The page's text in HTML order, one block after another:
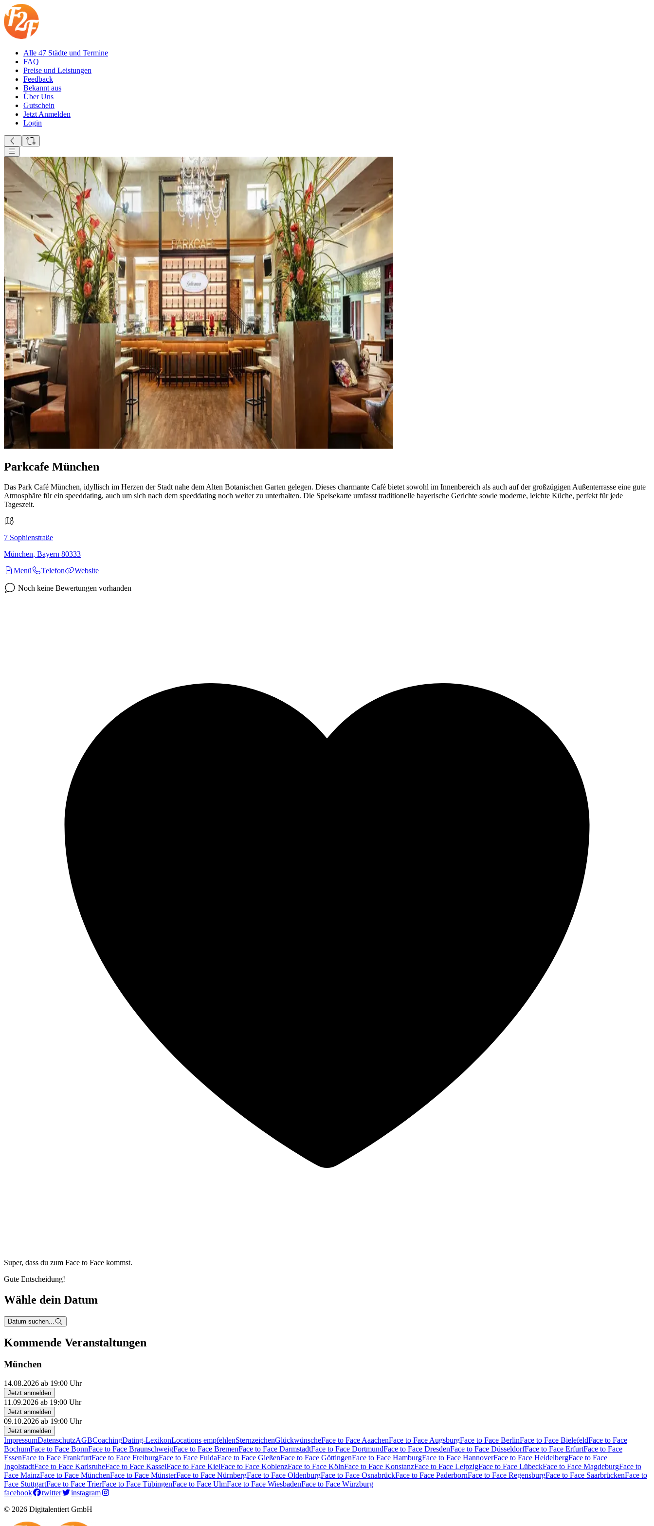
Alle 47 Städte und Termine
FAQ
Preise und Leistungen
Feedback
Bekannt aus
Über Uns
Gutschein
Jetzt Anmelden
Login
Parkcafe München
Das Park Café München, idyllisch im Herzen der Stadt nahe dem Alten Botanischen Garten gelegen. Dieses charmante Café bietet sowohl im Innenbereich als auch auf der großzügigen Außenterrasse eine gute
Atmosphäre für ein speeddating, auch um sich nach dem speeddating noch weiter zu unterhalten. Die Speisekarte umfasst traditionelle bayerische Gerichte sowie moderne, leichte Küche, perfekt für jede
Tageszeit.
7 Sophienstraße
München, Bayern 80333
Menü
Telefon Website
Noch keine Bewertungen vorhanden
Super, dass du zum Face to Face kommst.
Gute Entscheidung!
Wähle dein Datum
Datum suchen...
Kommende Veranstaltungen
München
14.08.2026 ab 19:00 Uhr
Jetzt anmelden
11.09.2026 ab 19:00 Uhr
Jetzt anmelden
09.10.2026 ab 19:00 Uhr
Jetzt anmelden
ImpressumDatenschutzAGBCoachingDating-LexikonLocations empfehlenSternzeichenGlückwünscheFace to Face AaachenFace to Face AugsburgFace to Face BerlinFace to Face BielefeldFace to Face
BochumFace to Face BonnFace to Face BraunschweigFace to Face BremenFace to Face DarmstadtFace to Face DortmundFace to Face DresdenFace to Face DüsseldorfFace to Face ErfurtFace to Face
EssenFace to Face FrankfurtFace to Face FreiburgFace to Face FuldaFace to Face GießenFace to Face GöttingenFace to Face HamburgFace to Face HannoverFace to Face HeidelbergFace to Face
IngolstadtFace to Face KarlsruheFace to Face KasselFace to Face KielFace to Face KoblenzFace to Face KölnFace to Face KonstanzFace to Face LeipzigFace to Face LübeckFace to Face MagdeburgFace to
Face MainzFace to Face MünchenFace to Face MünsterFace to Face NürnbergFace to Face OldenburgFace to Face OsnabrückFace to Face PaderbornFace to Face RegensburgFace to Face SaarbrückenFace to
Face StuttgartFace to Face TrierFace to Face TübingenFace to Face UlmFace to Face WiesbadenFace to Face Würzburg
facebook
twitter
instagram
© 2026 Digitalentiert GmbH